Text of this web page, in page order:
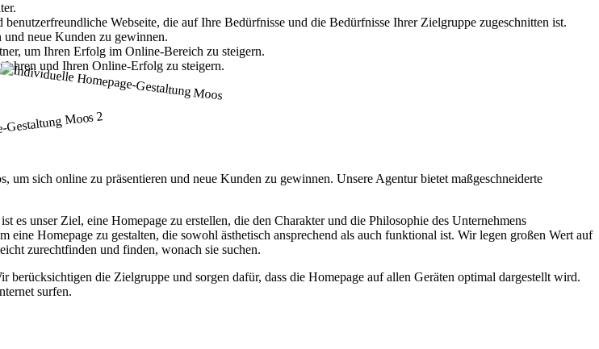
Webseite, die auf Ihre Bedürfnisse und die Bedürfnisse Ihrer Zielgruppe zugeschnitten ist.
und neue Kunden zu gewinnen.
um Ihren Erfolg im Online-Bereich zu steigern.
und Ihren Online-Erfolg zu steigern.
sich online zu präsentieren und neue Kunden zu gewinnen. Unsere Agentur bietet maßgeschneiderte
es unser Ziel, eine Homepage zu erstellen, die den Charakter und die Philosophie des Unternehmens
Homepage zu gestalten, die sowohl ästhetisch ansprechend als auch funktional ist. Wir legen großen Wert auf
zurechtfinden und finden, wonach sie suchen.
die Zielgruppe und sorgen dafür, dass die Homepage auf allen Geräten optimal dargestellt wird.
surfen.